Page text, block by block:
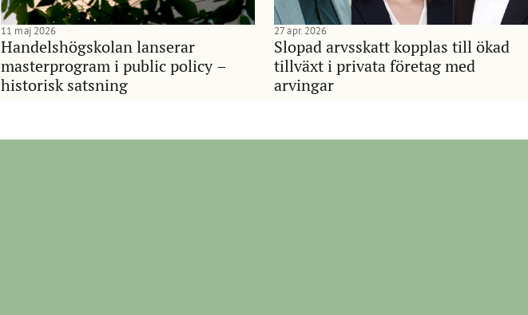
Handelshögskolan lanserar
masterprogram i public policy –
historisk satsning
11 maj 2026
Slopad arvsskatt kopplas till ökad
tillväxt i privata företag med
arvingar
27 apr. 2026